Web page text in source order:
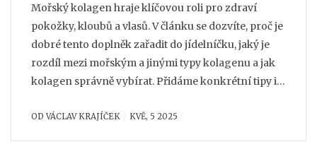
Mořský kolagen hraje klíčovou roli pro zdraví
pokožky, kloubů a vlasů. V článku se dozvíte, proč je
dobré tento doplněk zařadit do jídelníčku, jaký je
rozdíl mezi mořským a jinými typy kolagenu a jak
kolagen správně vybírat. Přidáme konkrétní tipy i
pravidelné užívání kolagenu změnit ve vašem
ODVÁCLAV KRAJÍČEK KVĚ, 5 2025